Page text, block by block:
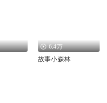
6.4万
故事小森林